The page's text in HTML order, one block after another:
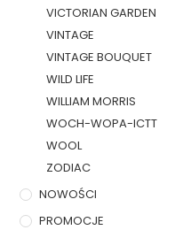
VICTORIAN GARDEN
VINTAGE
VINTAGE BOUQUET
WILD LIFE
WILLIAM MORRIS
WOCH-WOPA-ICTT
WOOL
ZODIAC
NOWOŚCI
PROMOCJE